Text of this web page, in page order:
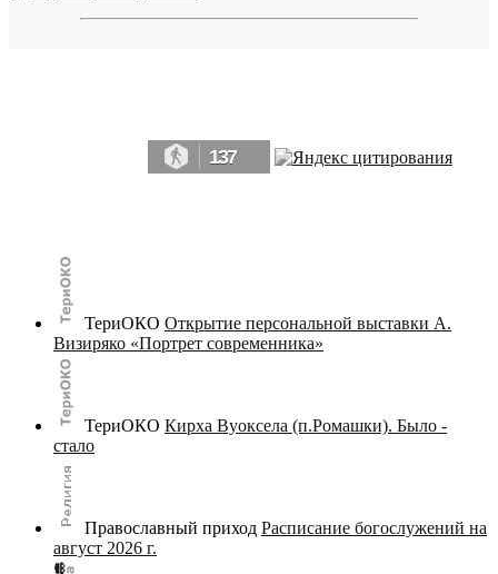
137
ТериОКО Открытие персональной выставки А.
Визиряко «Портрет современника»
ТериОКО Кирха Вуоксела (п.Ромашки). Было -
стало
Православный приход Расписание богослужений на
август 2026 г.